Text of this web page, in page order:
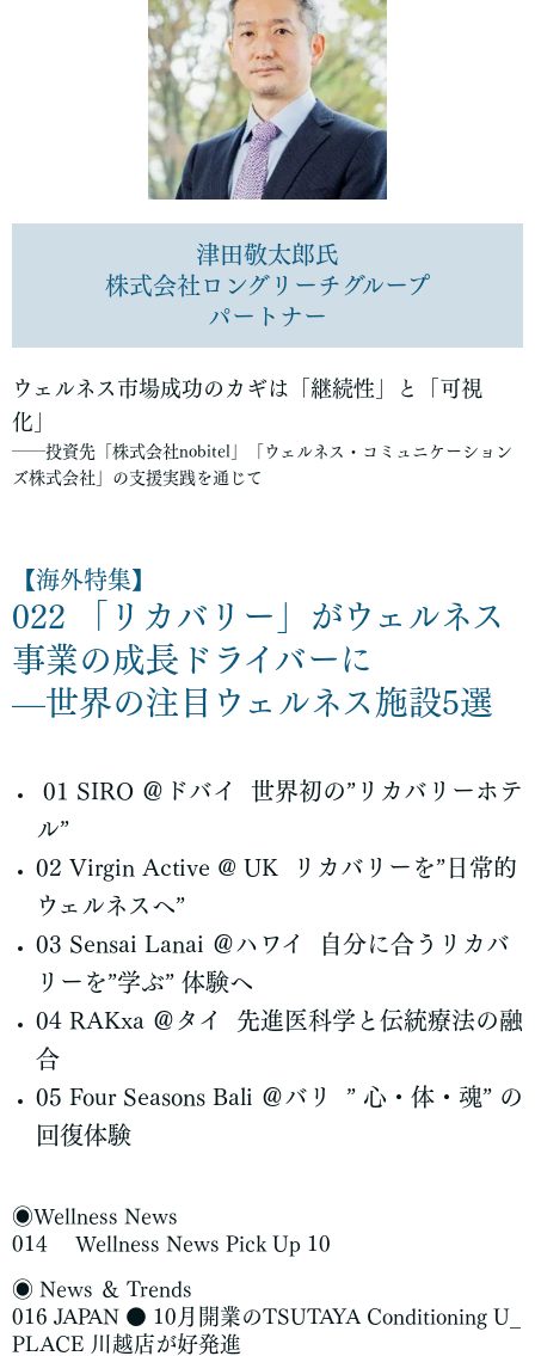
津田敬太郎氏
株式会社ロングリーチグループ
パートナー
ウェルネス市場成功のカギは「継続性」と「可視
化」
――投資先「株式会社nobitel」「ウェルネス・コミュニケーション
ズ株式会社」の支援実践を通じて
【海外特集】
022 「リカバリー」がウェルネス
事業の成長ドライバーに
—世界の注目ウェルネス施設5選
01 SIRO ＠ドバイ 世界初の”リカバリーホテ
ル”
02 Virgin Active @ UK リカバリーを”日常的
ウェルネスへ”
03 Sensai Lanai ＠ハワイ 自分に合うリカバ
リーを”学ぶ” 体験へ
04 RAKxa ＠タイ 先進医科学と伝統療法の融
合
05 Four Seasons Bali ＠バリ ” 心・体・魂” の
回復体験
◉Wellness News
014 Wellness News Pick Up 10
◉ News ＆ Trends
016 JAPAN ● 10月開業のTSUTAYA Conditioning U_
PLACE 川越店が好発進